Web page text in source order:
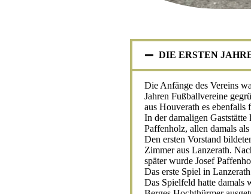
DIE ERSTEN
Die Anfänge des Vereins
Jahren Fußballvereine
aus Houverath es
In der damaligen
Paffenholz, allen damals
Den ersten Vorstand
Zimmer aus Lanzerath.
später wurde Josef
Das erste Spiel in
Das Spielfeld hatte damals